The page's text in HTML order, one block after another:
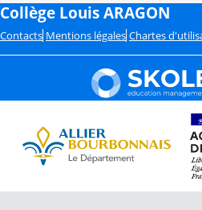
Collège Louis ARAGON
Contacts Mentions légales Chartes